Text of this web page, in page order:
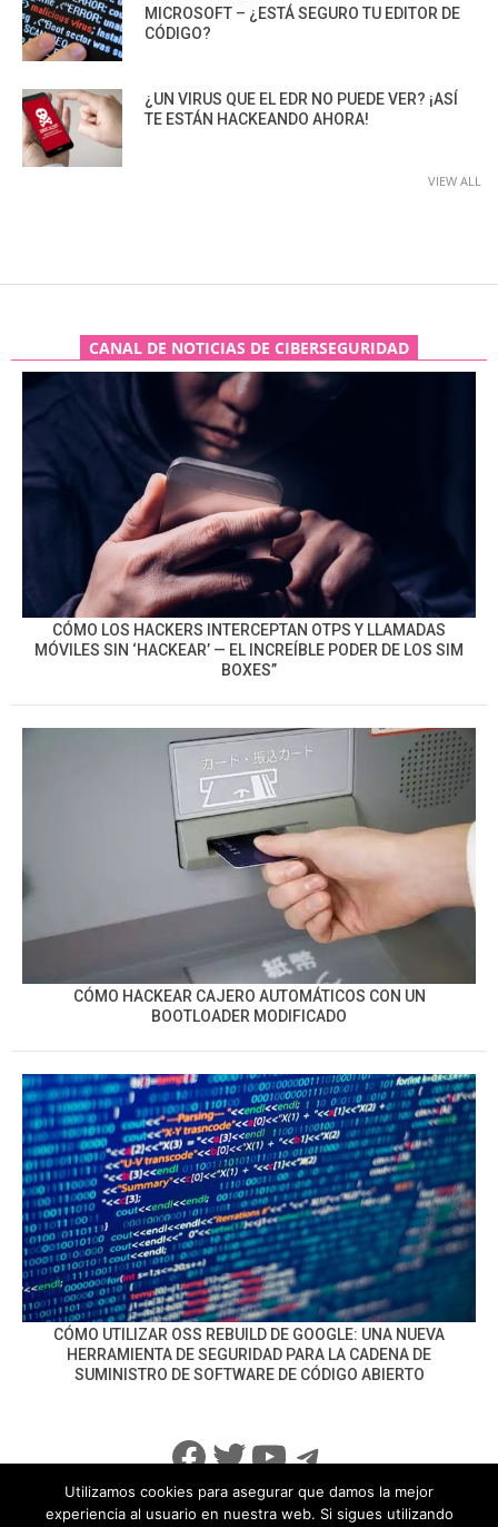
MICROSOFT – ¿ESTÁ SEGURO TU EDITOR DE
CÓDIGO?
¿UN VIRUS QUE EL EDR NO PUEDE VER? ¡ASÍ
TE ESTÁN HACKEANDO AHORA!
VIEW ALL
CANAL DE NOTICIAS DE CIBERSEGURIDAD
CÓMO LOS HACKERS INTERCEPTAN OTPS Y LLAMADAS
MÓVILES SIN ‘HACKEAR’ — EL INCREÍBLE PODER DE LOS SIM
BOXES”
CÓMO HACKEAR CAJERO AUTOMÁTICOS CON UN
BOOTLOADER MODIFICADO
CÓMO UTILIZAR OSS REBUILD DE GOOGLE: UNA NUEVA
HERRAMIENTA DE SEGURIDAD PARA LA CADENA DE
SUMINISTRO DE SOFTWARE DE CÓDIGO ABIERTO
Facebook
Twitter
YouTube
Telegram
Utilizamos cookies para asegurar que damos la mejor
experiencia al usuario en nuestra web. Si sigues utilizando